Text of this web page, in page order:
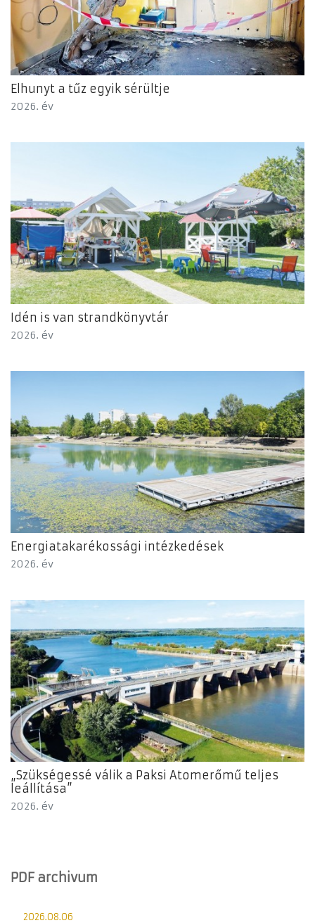
Elhunyt a tűz egyik sérültje
2026. év
Idén is van strandkönyvtár
2026. év
Energiatakarékossági intézkedések
2026. év
„Szükségessé válik a Paksi Atomerőmű teljes
leállítása”
2026. év
PDF archivum
2026.08.06